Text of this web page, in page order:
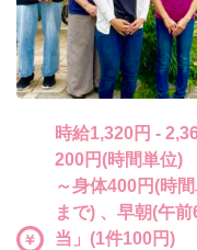
時給1,320円 -
200円(時間単位)
～身体400円(時
まで) 、早朝(午
当」(1件100円)